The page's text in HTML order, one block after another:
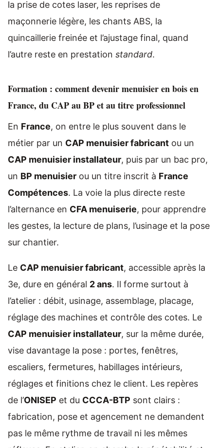
la prise de cotes laser, les reprises de
maçonnerie légère, les chants ABS, la
quincaillerie freinée et l’ajustage final, quand
l’autre reste en prestation standard.
Formation : comment devenir menuisier en bois en
France, du CAP au BP et au titre professionnel
En France, on entre le plus souvent dans le
métier par un CAP menuisier fabricant ou un
CAP menuisier installateur, puis par un bac pro,
un BP menuisier ou un titre inscrit à France
Compétences. La voie la plus directe reste
l’alternance en CFA menuiserie, pour apprendre
les gestes, la lecture de plans, l’usinage et la pose
sur chantier.
Le CAP menuisier fabricant, accessible après la
3e, dure en général 2 ans. Il forme surtout à
l’atelier : débit, usinage, assemblage, placage,
réglage des machines et contrôle des cotes. Le
CAP menuisier installateur, sur la même durée,
vise davantage la pose : portes, fenêtres,
escaliers, fermetures, habillages intérieurs,
réglages et finitions chez le client. Les repères
de l’ONISEP et du CCCA-BTP sont clairs :
fabrication, pose et agencement ne demandent
pas le même rythme de travail ni les mêmes